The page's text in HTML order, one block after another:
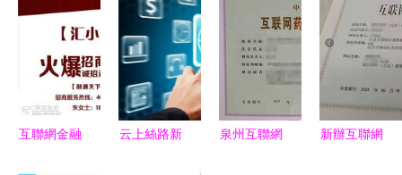
中國電信總
經理李正茂
的深度解讀
家濟企用出
了 花樣
服務算法備
案系統正式
上線
原因及解決
方案
互聯網金融
云上絲路新
泉州互聯網
新辦互聯網